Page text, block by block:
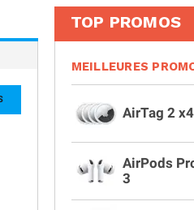
TOP PROMOS
MEILLEURES
AirTag 2 x4
AirPods
3